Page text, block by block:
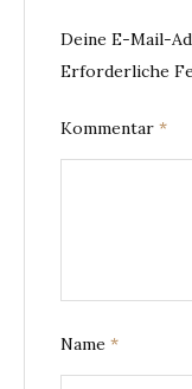
Deine E-Mail-
Erforderliche
Kommentar *
Name *